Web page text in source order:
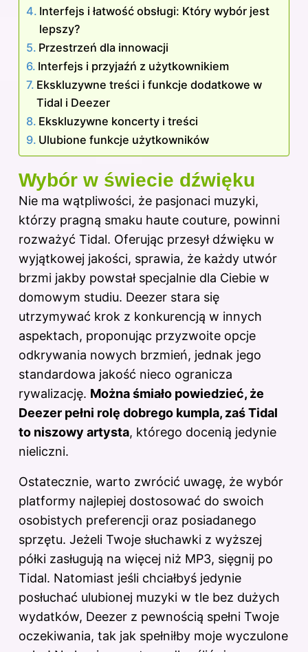
Interfejs i łatwość obsługi: Który wybór jest
lepszy?
Przestrzeń dla innowacji
Interfejs i przyjaźń z użytkownikiem
Ekskluzywne treści i funkcje dodatkowe w
Tidal i Deezer
Ekskluzywne koncerty i treści
Ulubione funkcje użytkowników
Wybór w świecie dźwięku
Nie ma wątpliwości, że pasjonaci muzyki,
którzy pragną smaku haute couture, powinni
rozważyć Tidal. Oferując przesył dźwięku w
wyjątkowej jakości, sprawia, że każdy utwór
brzmi jakby powstał specjalnie dla Ciebie w
domowym studiu. Deezer stara się
utrzymywać krok z konkurencją w innych
aspektach, proponując przyzwoite opcje
odkrywania nowych brzmień, jednak jego
standardowa jakość nieco ogranicza
rywalizację. Można śmiało powiedzieć, że
Deezer pełni rolę dobrego kumpla, zaś Tidal
to niszowy artysta, którego docenią jedynie
nieliczni.
Ostatecznie, warto zwrócić uwagę, że wybór
platformy najlepiej dostosować do swoich
osobistych preferencji oraz posiadanego
sprzętu. Jeżeli Twoje słuchawki z wyższej
półki zasługują na więcej niż MP3, sięgnij po
Tidal. Natomiast jeśli chciałbyś jedynie
posłuchać ulubionej muzyki w tle bez dużych
wydatków, Deezer z pewnością spełni Twoje
oczekiwania, tak jak spełniłby moje wyczulone